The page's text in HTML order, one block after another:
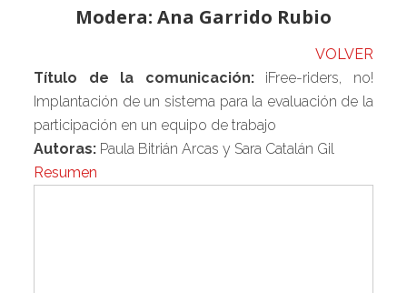
Modera: Ana Garrido Rubio
VOLVER
Título de la comunicación:¡Free-riders, no!
Implantación de un sistema para la evaluación de la
participación en un equipo de trabajo
Autoras: Paula Bitrián Arcas y Sara Catalán Gil
Resumen